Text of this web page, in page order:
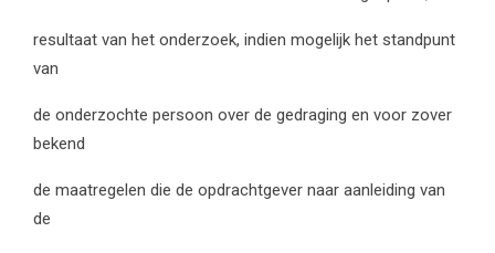
resultaat van het onderzoek, indien mogelijk het standpunt
van
de onderzochte persoon over de gedraging en voor zover
bekend
de maatregelen die de opdrachtgever naar aanleiding van
de